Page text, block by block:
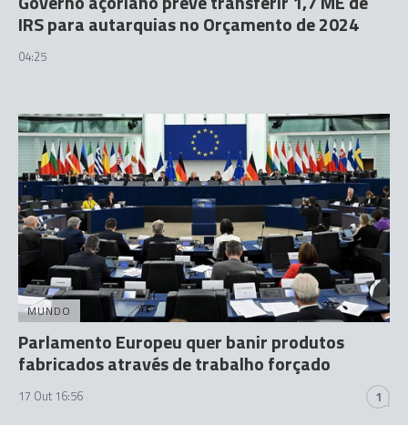
IRS para autarquias no Orçamento de 2024
04:25
MUNDO
Parlamento Europeu quer banir produtos
fabricados através de trabalho forçado
17 Out 16:56 1